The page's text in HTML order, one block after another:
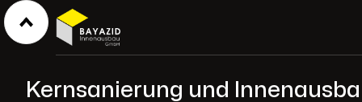
Kernsanierung und